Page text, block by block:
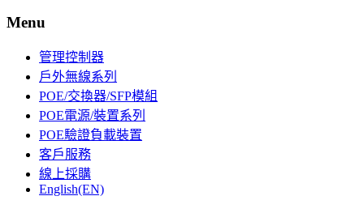
Menu
管理控制器
戶外無線系列
POE/交換器/SFP模組
POE電源/裝置系列
POE驗證負載裝置
客戶服務
線上採購
English(EN)